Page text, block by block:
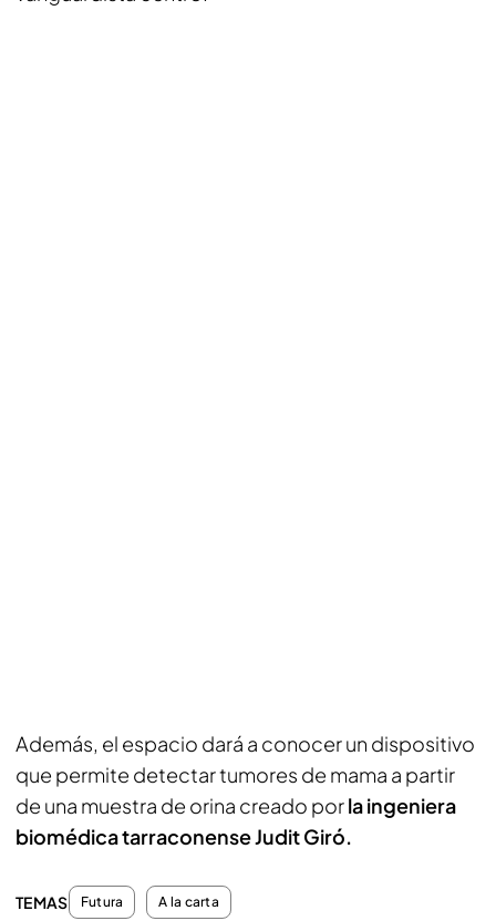
Además, el espacio dará a conocer un dispositivo
que permite detectar tumores de mama a partir
de una muestra de orina creado porla ingeniera
biomédica tarraconense Judit Giró.
TEMAS Futura A la carta